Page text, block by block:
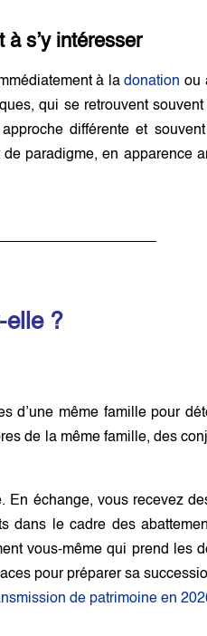
à s’y intéresser
à ladonation ou
qui se retrouvent
différente et
paradigme, en apparence
elle ?
d’une même famille pour
de la même famille, des
échange, vous recevez
dans le cadre des
vous-même qui prend les
pour préparer sa
de patrimoine en